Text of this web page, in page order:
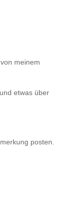
meinem
etwas über
posten.